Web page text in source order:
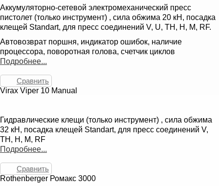
Аккумуляторно-сетевой электромеханический пресс
пистолет (только инструмент) , сила обжима 20 кН, посадка
клещей Standart, для пресс соединений V, U, TH, H, M, RF.
Автовозврат поршня, индикатор ошибок, наличие
процессора, поворотная голова, счетчик циклов
Подробнее...
Сравнить
Virax Viper 10 Manual
Гидравлические клещи (только инструмент) , сила обжима
32 кН, посадка клещей Standart, для пресс соединений V,
TH, H, M, RF
Подробнее...
Сравнить
Rothenberger Ромакс 3000